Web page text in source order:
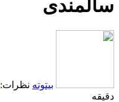
سالمندی
بیتوته نظرات:
دقیقه